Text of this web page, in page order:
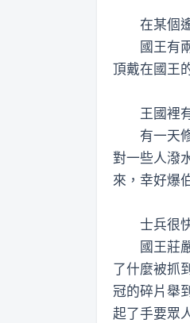
在某個遙
國王有兩
頂戴在國王
王國裡有
有一天修
對一些人潑
來，幸好爆
士兵很快
國王莊嚴
了什麼被抓
冠的碎片舉
起了手要眾